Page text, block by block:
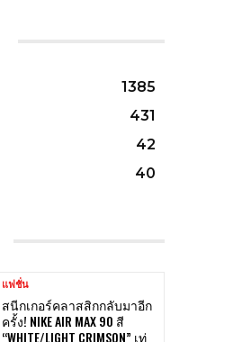
1385
431
42
40
แฟชั่น
สนีกเกอร์คลาสสิกกลับมาอีก
ครั้ง! NIKE AIR MAX 90 สี
“WHITE/LIGHT CRIMSON” เท่